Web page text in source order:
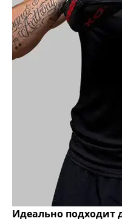
Идеально подходит